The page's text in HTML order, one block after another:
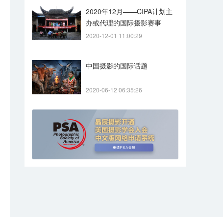
2020年12月——CIPA计划主
办或代理的国际摄影赛事
2020-12-01 11:00:29
中国摄影的国际话题
2020-06-12 06:35:26